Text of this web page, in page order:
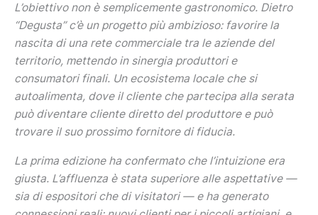
L’obiettivo non è semplicemente gastronomico. Dietro
“Degusta” c’è un progetto più ambizioso: favorire la
nascita di una rete commerciale tra le aziende del
territorio, mettendo in sinergia produttori e
consumatori finali. Un ecosistema locale che si
autoalimenta, dove il cliente che partecipa alla serata
può diventare cliente diretto del produttore e può
trovare il suo prossimo fornitore di fiducia.
La prima edizione ha confermato che l’intuizione era
giusta. L’affluenza è stata superiore alle aspettative —
sia di espositori che di visitatori — e ha generato